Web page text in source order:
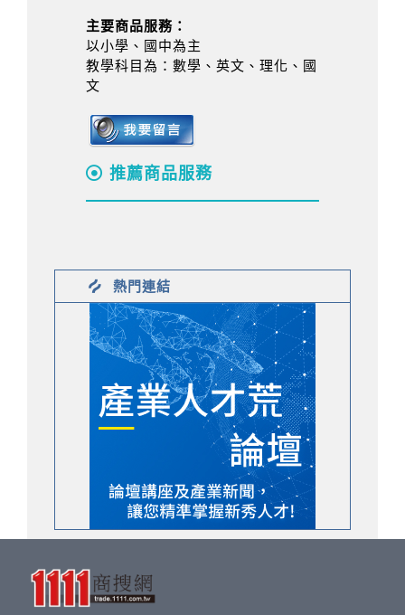
主要商品服務：
以小學、國中為主
教學科目為：數學、英文、理化、國
文
推薦商品服務
熱門連結